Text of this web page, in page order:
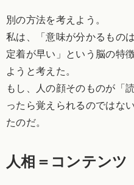
別の方法を考えよう。
私は、「意味が分かるもの
定着が早い」という脳の特
ようと考えた。
もし、人の顔そのものが「
ったら覚えられるのではな
たのだ。
人相＝コンテンツ